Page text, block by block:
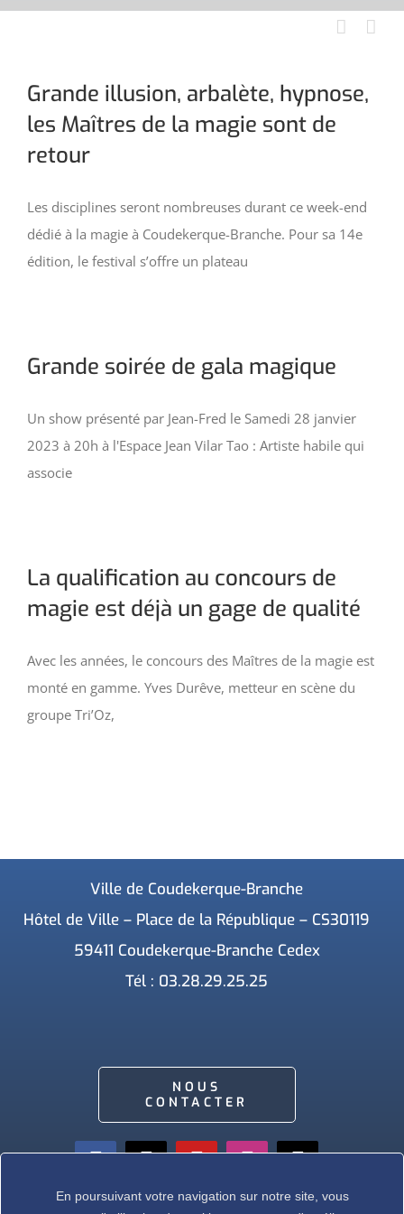
Aller
Grande illusion, arbalète, hypnose,
les Maîtres de la magie sont de
retour
Les disciplines seront nombreuses durant ce week-end
dédié à la magie à Coudekerque-Branche. Pour sa 14e
édition, le festival s’offre un plateau
Grande soirée de gala magique
Un show présenté par Jean-Fred le Samedi 28 janvier
2023 à 20h à l'Espace Jean Vilar Tao : Artiste habile qui
associe
La qualification au concours de
magie est déjà un gage de qualité
Avec les années, le concours des Maîtres de la magie est
monté en gamme. Yves Durêve, metteur en scène du
groupe Tri’Oz,
Ville de Coudekerque-Branche
Hôtel de Ville – Place de la République – CS30119
59411 Coudekerque-Branche Cedex
Tél : 03.28.29.25.25
NOUS
CONTACTER
En poursuivant votre navigation sur notre site, vous